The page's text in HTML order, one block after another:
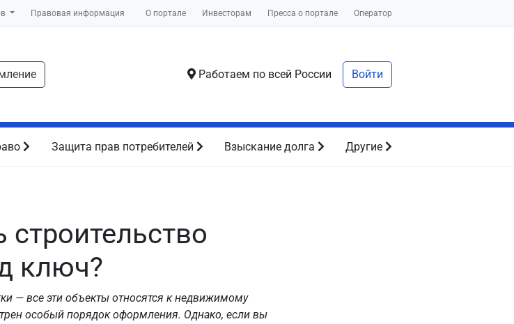
Правовая информация О портале Инвесторам Пресса о портале Оператор
Работаем по всей России Войти
Защита прав потребителей Взыскание долга Другие
ключ?
— все эти объекты относятся к недвижимому
особый порядок оформления. Однако, если вы